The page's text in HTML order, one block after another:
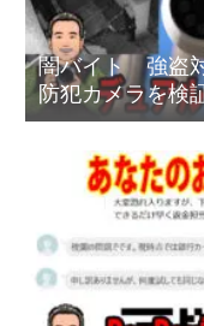
闇バイト 強盗
防犯カメラを検